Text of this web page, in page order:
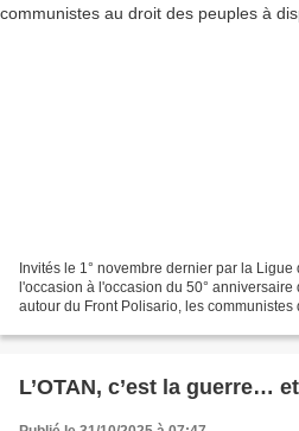
Invités le 1° novembre dernier par la
l'occasion à l'occasion du 50°
autour du Front Polisario, les
L’OTAN, c’est la guerre…